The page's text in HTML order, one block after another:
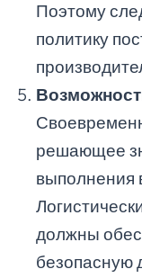
Поэтому
политику
решающее
выполнения
должны
безопасную